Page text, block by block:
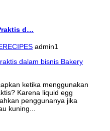
d…
admin1
ketika menggunakan
Karena liquid egg
penggunanya jika
kuning...